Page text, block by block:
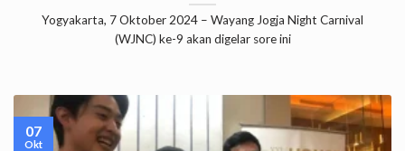
Yogyakarta, 7 Oktober 2024 – Wayang Jogja Night Carnival
(WJNC) ke-9 akan digelar sore ini
07
Okt